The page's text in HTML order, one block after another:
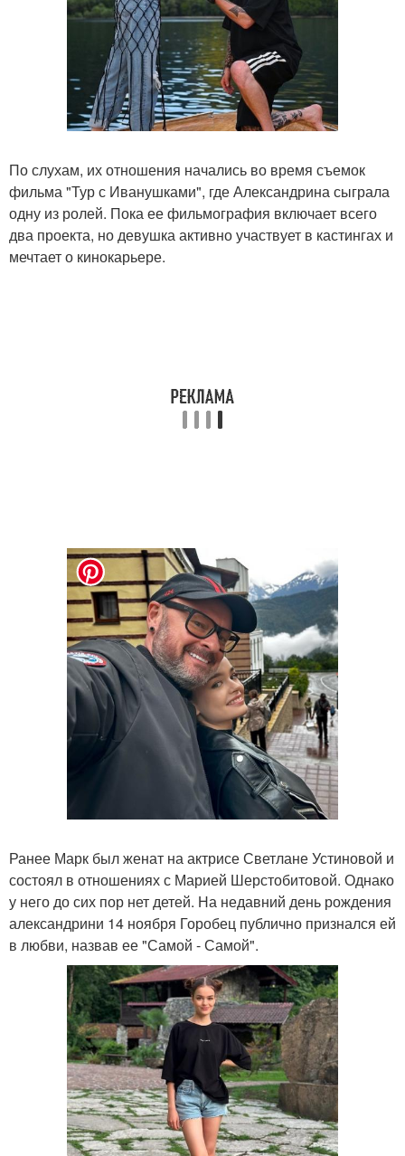
По слухам, их отношения начались во время съемок
фильма "Тур с Иванушками", где Александрина сыграла
одну из ролей. Пока ее фильмография включает всего
два проекта, но девушка активно участвует в кастингах и
мечтает о кинокарьере.
Ранее Марк был женат на актрисе Светлане Устиновой и
состоял в отношениях с Марией Шерстобитовой. Однако
у него до сих пор нет детей. На недавний день рождения
александрини 14 ноября Горобец публично признался ей
в любви, назвав ее "Самой - Самой".